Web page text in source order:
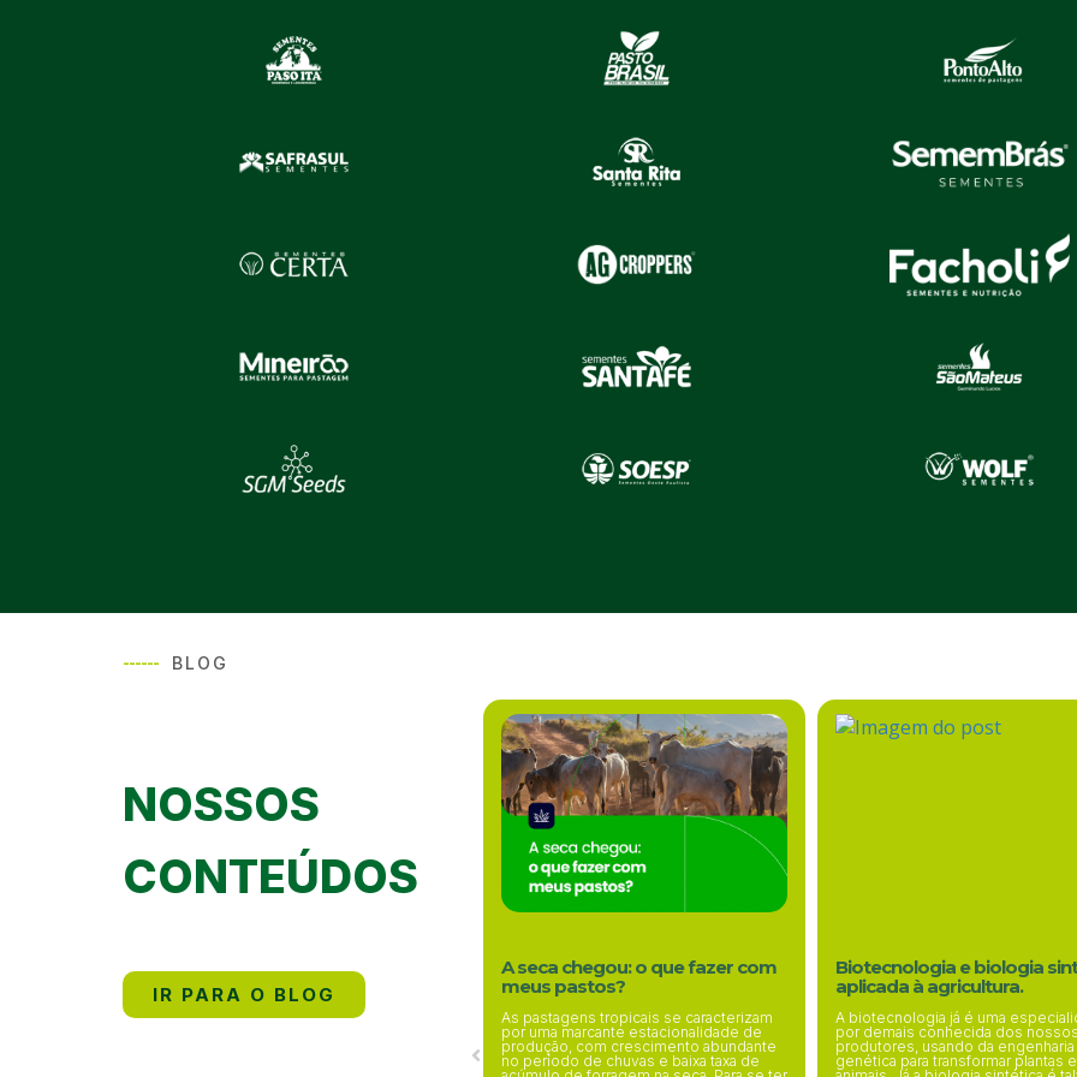
------ BLOG
NOSSOS
CONTEÚDOS
IR PARA O BLOG
A seca chegou: o que fazer com
meus pastos?
As pastagens tropicais se caracterizam
por uma marcante estacionalidade de
produção, com crescimento abundante
no período de chuvas e baixa taxa de
Biotecnologia e biologia
aplicada à agricultura.
A biotecnologia já é uma
por demais conhecida dos nossos
produtores, usando da engenharia
genética para transformar plantas e